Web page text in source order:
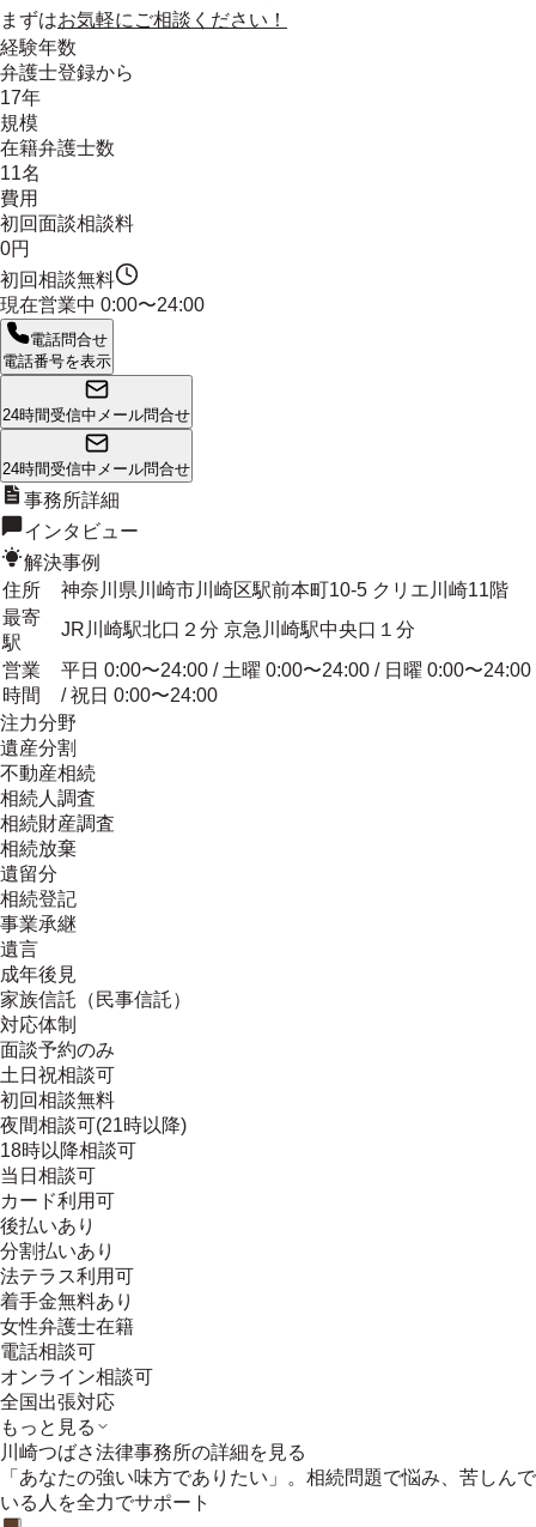
まずはお気軽にご相談ください！
経験年数
弁護士登録から
17年
規模
在籍弁護士数
11名
費用
初回面談相談料
0円
初回相談無料
現在営業中 0:00〜24:00
電話問合せ
電話番号を表示
24時間受信中 メール問合せ
24時間受信中 メール問合せ
事務所詳細
インタビュー
解決事例
住所
神奈川県川崎市川崎区駅前本町10-5 クリエ川崎11階
最寄
駅
JR川崎駅北口２分 京急川崎駅中央口１分
営業
時間
平日 0:00〜24:00 / 土曜 0:00〜24:00 / 日曜 0:00〜24:00
/ 祝日 0:00〜24:00
注力分野
遺産分割
不動産相続
相続人調査
相続財産調査
相続放棄
遺留分
相続登記
事業承継
遺言
成年後見
家族信託（民事信託）
対応体制
面談予約のみ
土日祝相談可
初回相談無料
夜間相談可(21時以降)
18時以降相談可
当日相談可
カード利用可
後払いあり
分割払いあり
法テラス利用可
着手金無料あり
女性弁護士在籍
電話相談可
オンライン相談可
全国出張対応
もっと見る
川崎つばさ法律事務所の詳細を見る
「あなたの強い味方でありたい」。相続問題で悩み、苦しんで
いる人を全力でサポート